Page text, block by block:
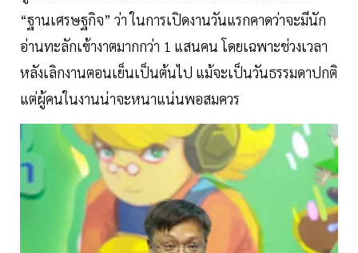
“ฐานเศรษฐกิจ” ว่า ในการเปิดงานวันแรกคาดว่าจะมีนัก
อ่านทะลักเข้างาตมากกว่า 1 แสนคน โดยเฉพาะช่วงเวลา
หลังเลิกงานตอนเย็นเป็นต้นไป แม้จะเป็นวันธรรมดาปกติ
แต่ผู้คนในงานน่าจะหนาแน่นพอสมควร